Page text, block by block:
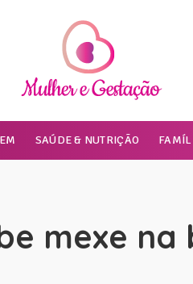
SAÚDE & NUTRIÇÃO
mexe na